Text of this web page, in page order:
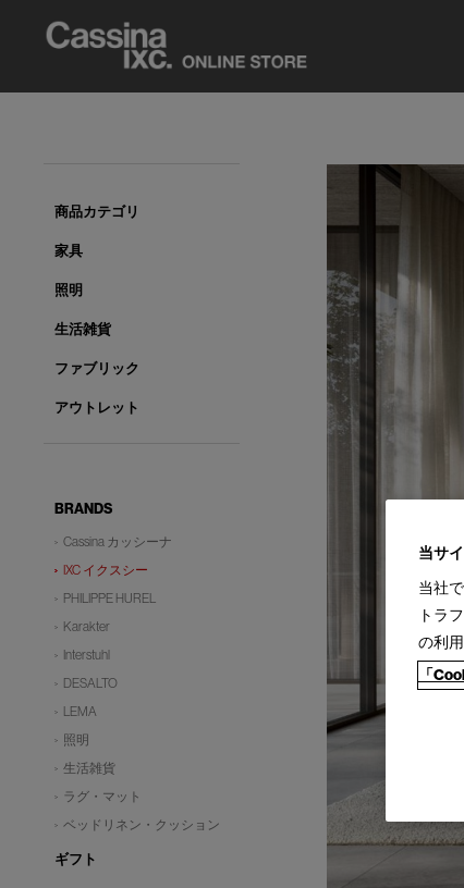
商品カテゴリ
家具
照明
生活雑貨
ファブリック
アウトレット
BRANDS
Cassina カッシーナ
IXC イクスシー
PHILIPPE HUREL
Karakter
Interstuhl
DESALTO
LEMA
照明
生活雑貨
ラグ・マット
ベッドリネン・クッション
ギフト
当サ
当社
トラ
の利
「